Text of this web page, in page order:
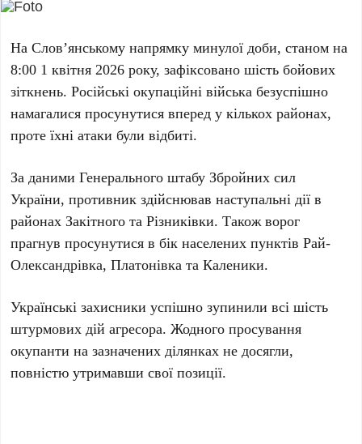
НаСлов’янському напрямку минулої доби, станом на
8:00 1 квітня 2026 року, зафіксованошість бойових
зіткнень. Російські окупаційні війська безуспішно
намагалися просунутися вперед у кількох районах,
проте їхні атаки були відбиті.
За данимиГенерального штабу Збройних сил
України, противник здійснював наступальні дії в
районахЗакітного таРізниківки. Також ворог
прагнув просунутися в бік населених пунктівРай-
Олександрівка,Платонівка таКаленики.
Українські захисники успішно зупинили всішість
штурмових дій агресора. Жодного просування
окупанти на зазначених ділянках не досягли,
повністю утримавши свої позиції.